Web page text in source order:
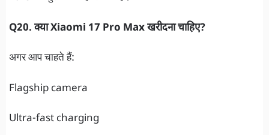
Q20. क्या Xiaomi 17 Pro Max खरीदना चाहिए?
अगर आप चाहते हैं:
Flagship camera
Ultra-fast charging